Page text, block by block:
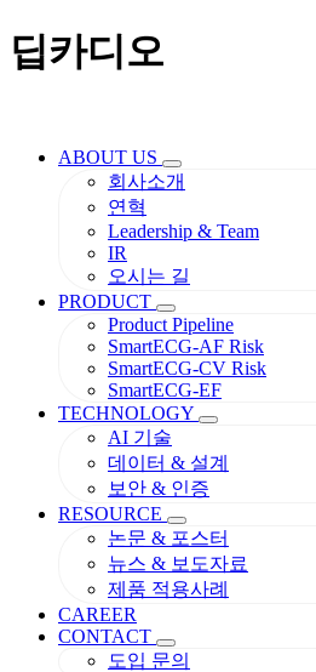
딥카디오
ABOUT US
회사소개
연혁
Leadership & Team
IR
오시는 길
PRODUCT
Product Pipeline
SmartECG-AF Risk
SmartECG-CV Risk
SmartECG-EF
TECHNOLOGY
AI 기술
데이터 & 설계
보안 & 인증
RESOURCE
논문 & 포스터
뉴스 & 보도자료
제품 적용사례
CAREER
CONTACT
도입 문의